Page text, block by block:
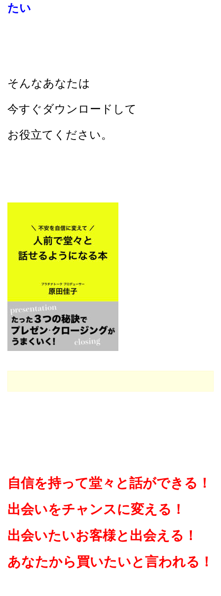
たい
そんなあなたは
今すぐダウンロードして
お役立てください。
自信を持って堂々と話ができる！
出会いをチャンスに変える！
出会いたいお客様と出会える！
あなたから買いたいと言われる！